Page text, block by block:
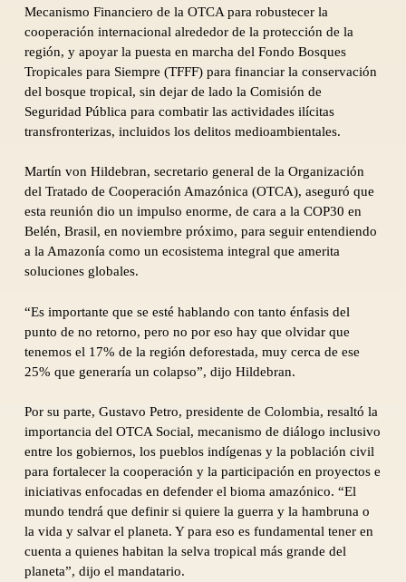
Mecanismo Financiero de la OTCA para robustecer la
cooperación internacional alrededor de la protección de la
región, y apoyar la puesta en marcha del Fondo Bosques
Tropicales para Siempre (TFFF) para financiar la conservación
del bosque tropical, sin dejar de lado la Comisión de
Seguridad Pública para combatir las actividades ilícitas
transfronterizas, incluidos los delitos medioambientales.
Martín von Hildebran, secretario general de la Organización
del Tratado de Cooperación Amazónica (OTCA), aseguró que
esta reunión dio un impulso enorme, de cara a la COP30 en
Belén, Brasil, en noviembre próximo, para seguir entendiendo
a la Amazonía como un ecosistema integral que amerita
soluciones globales.
“Es importante que se esté hablando con tanto énfasis del
punto de no retorno, pero no por eso hay que olvidar que
tenemos el 17% de la región deforestada, muy cerca de ese
25% que generaría un colapso”, dijo Hildebran.
Por su parte, Gustavo Petro, presidente de Colombia, resaltó la
importancia del OTCA Social, mecanismo de diálogo inclusivo
entre los gobiernos, los pueblos indígenas y la población civil
para fortalecer la cooperación y la participación en proyectos e
iniciativas enfocadas en defender el bioma amazónico. “El
mundo tendrá que definir si quiere la guerra y la hambruna o
la vida y salvar el planeta. Y para eso es fundamental tener en
cuenta a quienes habitan la selva tropical más grande del
planeta”, dijo el mandatario.